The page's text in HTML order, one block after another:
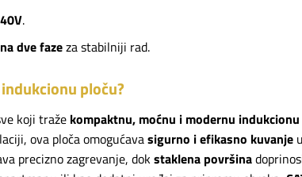
.
dve fazeza stabilniji rad.
ploču?
koji traže kompaktnu, moćnu i modernu
ova ploča omogućavasigurno i efikasno kuvanje
precizno zagrevanje, dokstaklena površina